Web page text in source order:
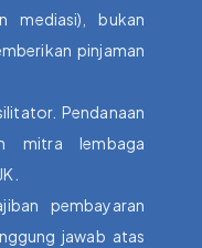
mediasi), bukan
pinjaman
Pendanaan
mitra lembaga
pembayaran
jawab atas